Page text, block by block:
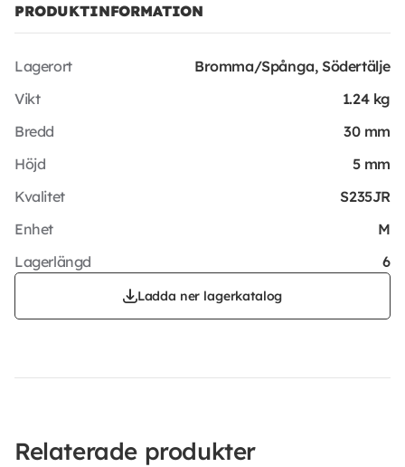
PRODUKTINFORMATION
Lagerort
Bromma/Spånga, Södertälje
Vikt
1.24 kg
Bredd
30 mm
Höjd
5 mm
Kvalitet
S235JR
Enhet
M
Lagerlängd
6
Ladda ner lagerkatalog
Relaterade produkter